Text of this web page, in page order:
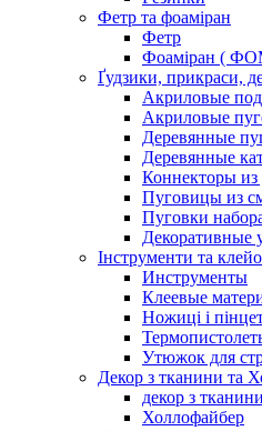
Фетр та фоаміран
Фетр
Фоаміран (
Ґудзики, прикраси,
Акриловые
Акриловые
Деревянные
Деревянные
Коннекторы
Пуговицы из
Пуговки
Декоративные
Інструменти та
Инструменты
Клеевые
Ножиці і
Утюжок для
Декор з тканини та
декор з тканини
Холлофайбер